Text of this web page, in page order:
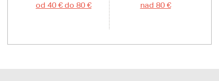
od 40 € do 80 € nad 80 €